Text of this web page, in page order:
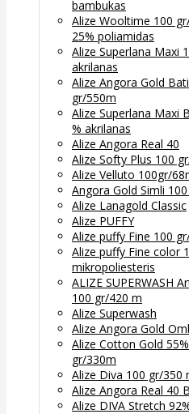
bambukas
Alize Wooltime 100
25% poliamidas
Alize Superlana Maxi
akrilanas
Alize Angora Gold
gr/550m
Alize Superlana Maxi
% akrilanas
Alize Angora Real 40
Alize Softy Plus 100
Alize Velluto 100gr/
Angora Gold Simli
Alize Lanagold Classic
Alize PUFFY
Alize puffy Fine 100
Alize puffy Fine color
mikropoliesteris
ALIZE SUPERWASH
100 gr/420 m
Alize Superwash
Alize Angora Gold
Alize Cotton Gold
gr/330m
Alize Diva 100 gr/350
Alize Angora Real 40
Alize DIVA Stretch